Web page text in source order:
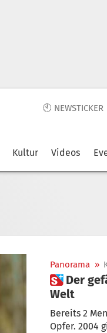
🕙 NEWSTICKER
Kultur Videos
Panorama »
 Der gefährlichste Vogel der
Welt
Bereits 2
Opfer. 2004